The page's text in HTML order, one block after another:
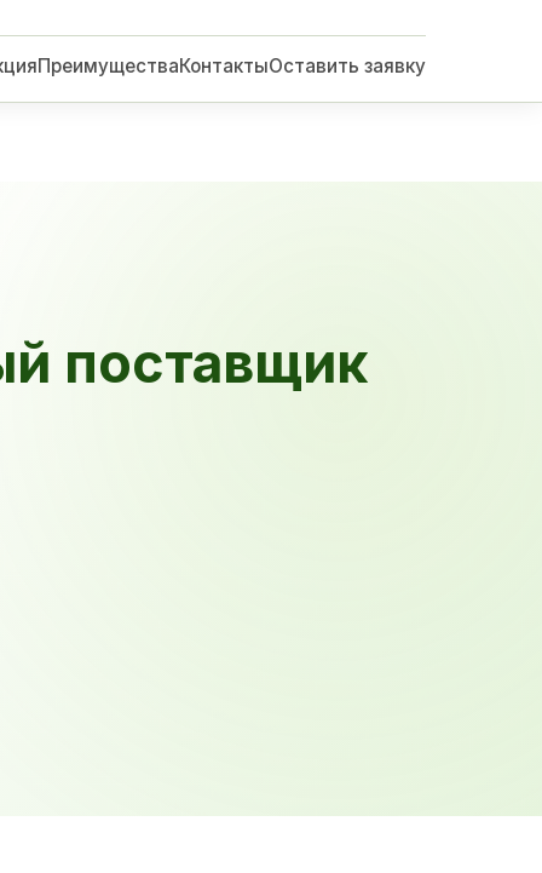
ПреимуществаКонтактыОставить заявку
поставщик